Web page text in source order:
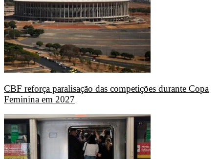
CBF reforça paralisação das competições durante Copa
Feminina em 2027